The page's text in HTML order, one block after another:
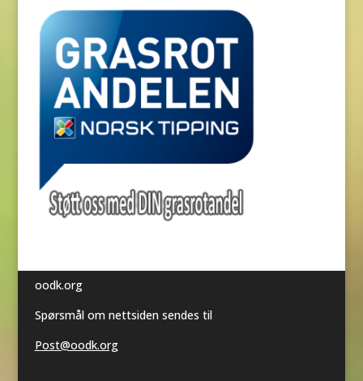
oodk.org
Spørsmål om nettsiden sendes til
Post@oodk.org